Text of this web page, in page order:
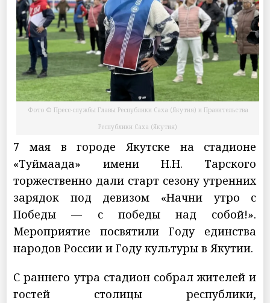
Фото © Пресс-службы Главы Республики Саха (Якутия) и Правительства
Республики Саха (Якутия)
7 мая в городе Якутске на стадионе
«Туймаада» имени Н.Н. Тарского
торжественно дали старт сезону утренних
зарядок под девизом «Начни утро с
Победы — с победы над собой!».
Мероприятие посвятили Году единства
народов России и Году культуры в Якутии.
С раннего утра стадион собрал жителей и
гостей столицы республики,